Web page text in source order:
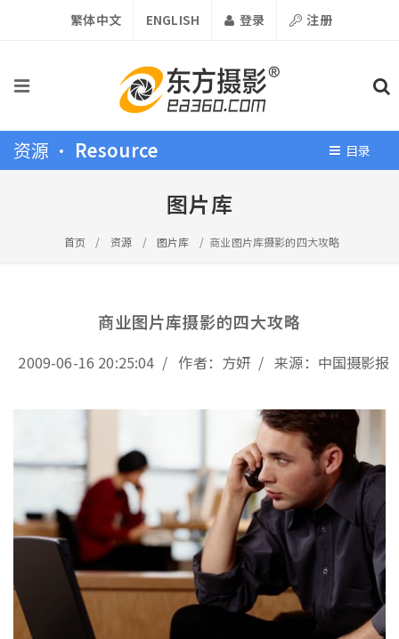
繁体中文 ENGLISH 登录 注册
资源 • Resource 目录
图片库
首页 / 资源 / 图片库 / 商业图片库摄影的四大攻略
商业图片库摄影的四大攻略
2009-06-16 20:25:04 / 作者：方妍 / 来源：中国摄影报